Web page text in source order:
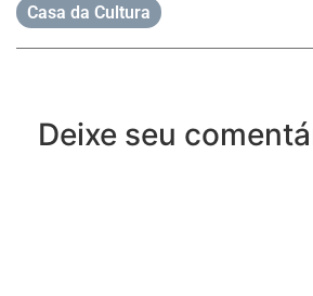
Casa da Cultura
Deixe seu